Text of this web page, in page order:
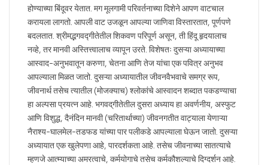
होण्याच्या बिंदूवर येतात. मग मूलगामी परिवर्तनाच्या दिशेने आपण वाटचाल
करायला लागतो. आपली वाट उजळून आपल्या जाणिवा विस्तारतात, पूर्णपणे
बदलतात. श्रीमद्भगवद्गीतेतील शिकवण परिपूर्ण असून, ती हिंदू हृदयालाच
नव्हे, तर मानवी अस्तित्त्वालाच व्यापून उरते. विशेषतः दुसऱ्या अध्यायाच्या
आस्वाद-अनुभवातून करुणा, चेतना आणि तेज यांचा एक पवित्र अनुभव
आपल्याला मिळत जातो. दुसऱ्या अध्यायातील जीवनवैभवाचे समग्र रूप,
जीवनार्थ तसेच त्यातील (मोजक्याच) श्लोकांचे आस्वादन शब्दात पकडण्याचा
हा अल्पसा प्रयत्न आहे. भगवद्‌गीतेतील दुसरा अध्याय हा अवर्णनीय, अस्फुट
आणि विशुद्ध, दैनंदिन मानवी (चरितार्थाच्या) जीवनगतीत वाट्याला येणाऱ्या
नैराश्य-घालमेल-तडफड यांच्या पार पलीकडे आपल्याला घेऊन जातो. दुसऱ्या
अध्यायात एक खुलेपणा आहे, पारदर्शकता आहे. तसेच जीवनाच्या सातत्याचे
म्हणजे आत्म्याच्या अमरत्वाचे, कर्मयोगाचे तसेच कर्मकौशल्याचे दिग्दर्शन आहे.